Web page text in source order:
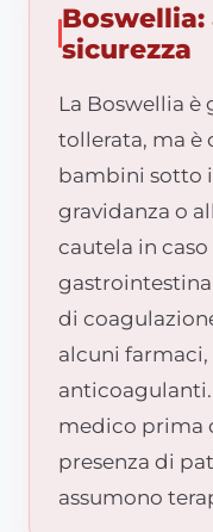
sicurezza
La Boswellia è
tollerata, ma
bambini sotto i
gravidanza o
cautela in
di
alcuni
medico prima
presenza di
assumono